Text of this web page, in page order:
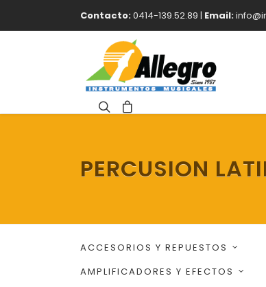
Contacto:0414-139.52.89 | Email:
PERCUSION
ACCESORIOS Y REPUESTOS
AMPLIFICADORES Y EFECTOS